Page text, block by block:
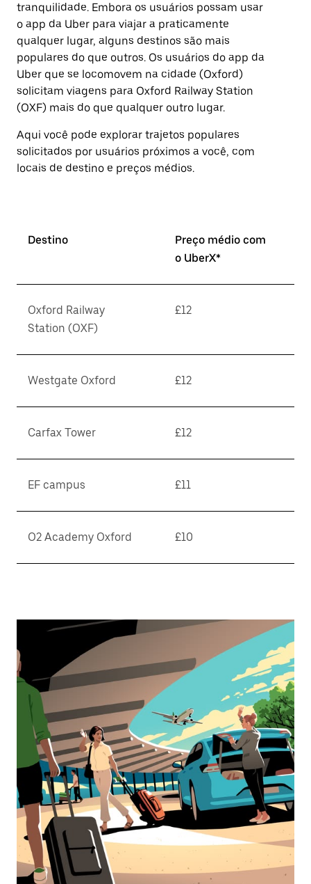
tranquilidade. Embora os usuários possam usar
o app da Uber para viajar a praticamente
qualquer lugar, alguns destinos são mais
populares do que outros. ⁠Os usuários do app da
Uber que se locomovem na cidade (Oxford)
solicitam viagens para Oxford Railway Station
(OXF) mais do que qualquer outro lugar.
Aqui você pode explorar trajetos populares
solicitados por usuários próximos a você, com
locais de destino e preços médios.
Destino
Preço médio com
o UberX*
Oxford Railway
Station (OXF)
£12
Westgate Oxford £12
Carfax Tower £12
EF campus £11
O2 Academy Oxford £10